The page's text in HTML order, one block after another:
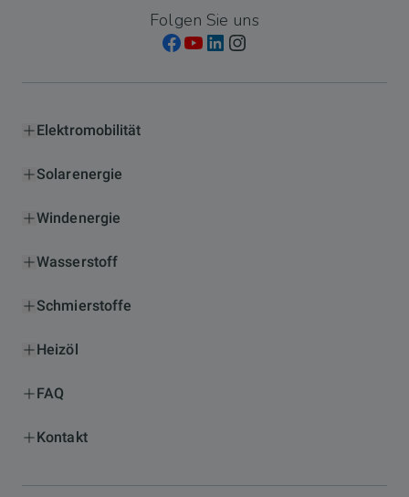
Folgen Sie uns
Elektromobilität
Solarenergie
Windenergie
Wasserstoff
Schmierstoffe
Heizöl
FAQ
Kontakt